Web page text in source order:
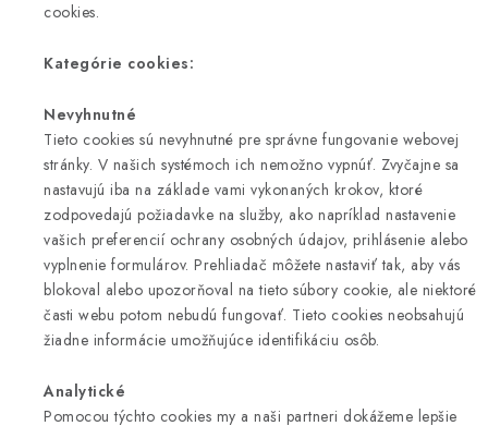
cookies.
Kategórie cookies:
Nevyhnutné
Tieto cookies sú nevyhnutné pre správne fungovanie webovej
stránky. V našich systémoch ich nemožno vypnúť. Zvyčajne sa
nastavujú iba na základe vami vykonaných krokov, ktoré
zodpovedajú požiadavke na služby, ako napríklad nastavenie
vašich preferencií ochrany osobných údajov, prihlásenie alebo
vyplnenie formulárov. Prehliadač môžete nastaviť tak, aby vás
blokoval alebo upozorňoval na tieto súbory cookie, ale niektoré
časti webu potom nebudú fungovať. Tieto cookies neobsahujú
žiadne informácie umožňujúce identifikáciu osôb.
Analytické
Pomocou týchto cookies my a naši partneri dokážeme lepšie